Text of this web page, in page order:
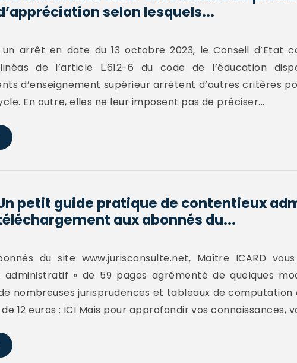
selon lesquels...
un arrêt en date du 13 octobre 2023, le Conseil d’Etat
de l’article L.612-6 du code de l’éducation
d’enseignement supérieur arrêtent d’autres critères
En outre, elles ne leur imposent pas de préciser...
petit guide pratique de contentieux
aux abonnés du...
du site www.jurisconsulte.net, Maître ICARD
administratif » de 59 pages agrémenté de quelques
nombreuses jurisprudences et tableaux de computation
12 euros : ICI Mais pour approfondir vos connaissances,